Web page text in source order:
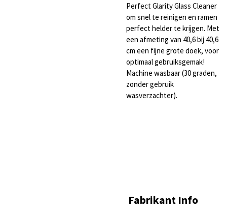
Perfect Glarity Glass Cleaner
om snel te reinigen en ramen
perfect helder te krijgen. Met
een afmeting van 40,6 bij 40,6
cm een fijne grote doek, voor
optimaal gebruiksgemak!
Machine wasbaar (30 graden,
zonder gebruik
wasverzachter).
Fabrikant Info